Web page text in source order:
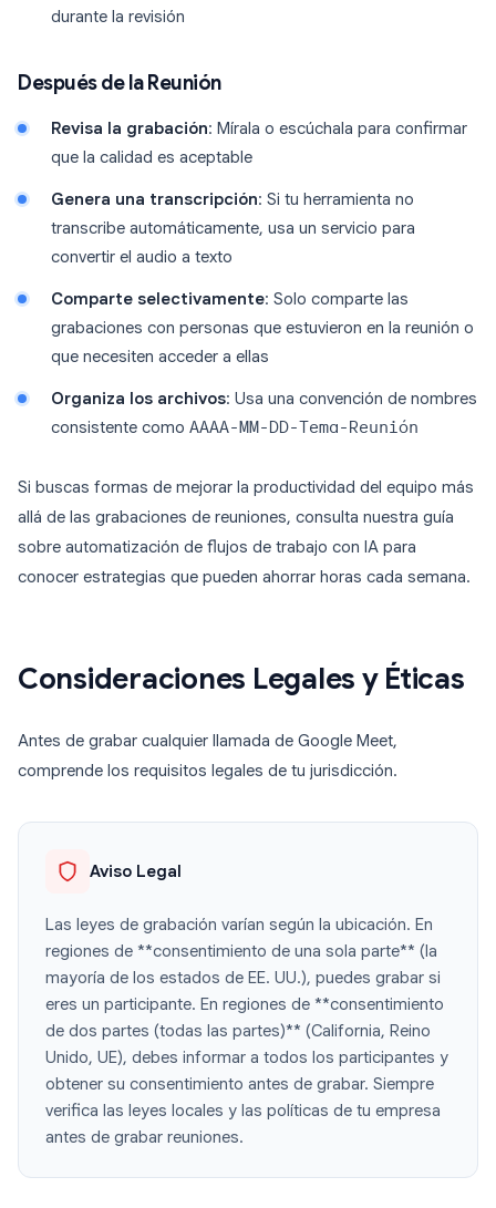
durante la revisión
Después de la Reunión
Revisa la grabación: Mírala o escúchala para confirmar
que la calidad es aceptable
Genera una transcripción: Si tu herramienta no
transcribe automáticamente, usa un servicio para
convertir el audio a texto
Comparte selectivamente: Solo comparte las
grabaciones con personas que estuvieron en la reunión o
que necesiten acceder a ellas
Organiza los archivos: Usa una convención de nombres
consistente como AAAA-MM-DD-Tema-Reunión
Si buscas formas de mejorar la productividad del equipo más
allá de las grabaciones de reuniones, consulta nuestra guía
sobre automatización de flujos de trabajo con IA para
conocer estrategias que pueden ahorrar horas cada semana.
Consideraciones Legales y Éticas
Antes de grabar cualquier llamada de Google Meet,
comprende los requisitos legales de tu jurisdicción.
Aviso Legal
Las leyes de grabación varían según la ubicación. En
regiones de **consentimiento de una sola parte** (la
mayoría de los estados de EE. UU.), puedes grabar si
eres un participante. En regiones de **consentimiento
de dos partes (todas las partes)** (California, Reino
Unido, UE), debes informar a todos los participantes y
obtener su consentimiento antes de grabar. Siempre
verifica las leyes locales y las políticas de tu empresa
antes de grabar reuniones.